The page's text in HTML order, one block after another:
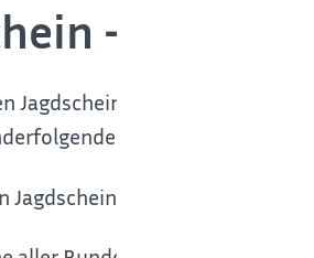
-
Jagdschein als
Tage.
Jagdschein während der Jagd bei